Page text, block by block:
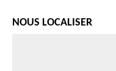
NOUS LOCALISER